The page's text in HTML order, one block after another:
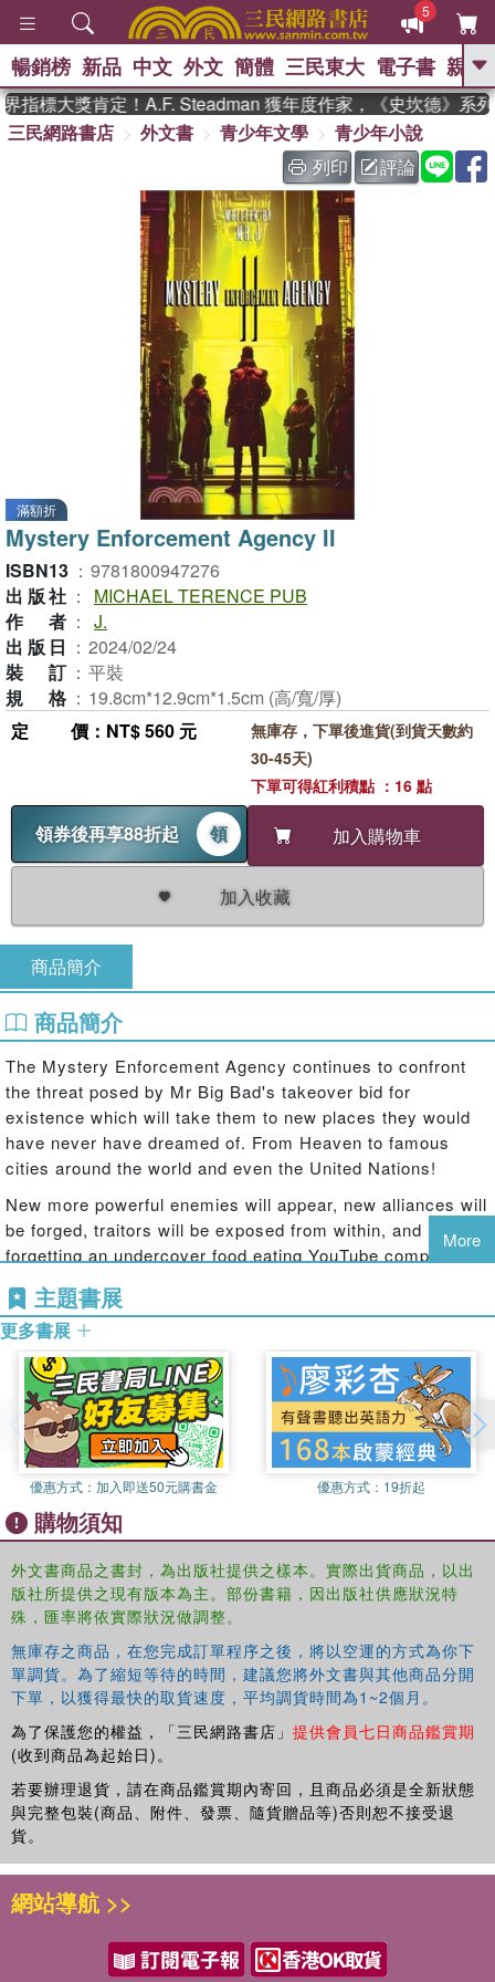
5
GO
熱搜： 東野圭吾 、 The Odyssey
、 如果歷史是一群喵 、 暑期
國際布克獎 臺灣漫遊錄 、 方
念華 、 台灣的李登輝時代
孩：黎曼猜想 、 偉大的迷走神經
暢銷榜 新品 中文 外文 簡體 三民東大 電子書 親子
標大獎肯定！A.F. Steadman 獲年度作家，《史坎德》系列
三民網路書店
外文書 青少年文學
青少年小說
列印
評論
滿額折
Mystery Enforcement Agency II
ISBN13 ： 9781800947276
出版社 ：
MICHAEL TERENCE PUB
作者 ： J.
出版日 ： 2024/02/24
裝訂 ： 平裝
規格 ： 19.8cm*12.9cm*1.5cm (高/寬/厚)
定價 ：NT$ 560 元
領券後再享88折起 領 加入購物車
加入收藏
無庫存，下單後進貨(到貨天數約
30-45天)
下單可得紅利積點 ：16 點
商品簡介
商品簡介
The Mystery Enforcement Agency continues to confront
the threat posed by Mr Big Bad's takeover bid for
existence which will take them to new places they would
have never have dreamed of. From Heaven to famous
cities around the world and even the United Nations!
New more powerful enemies will appear, new alliances will
be forged, traitors will be exposed from within, and not
forgetting an undercover food eating YouTube competitor
In a never ending cycle of mayhem, destruction, betrayal,
hidden secrets, personal conflicts and challenges of
loyalty, the Mystery Enforcement Agency is constantly
tested to their limits and beyond.
Is the ancient evil superpower Mr Big Bad slowly showing
signs of becoming victorious? Will the Mystery
Enforcement Agency submit to defeat, or will they lay the
smackdown on those who are against what they stand for?
The saga continues...
More
主題書展
更多書展
優惠方式： 加入即送50元購書金 優惠方式： 19折起
購物須知
外文書商品之書封，為出版社提供之樣本。實際出貨商品，以出
版社所提供之現有版本為主。部份書籍，因出版社供應狀況特
殊，匯率將依實際狀況做調整。
無庫存之商品，在您完成訂單程序之後，將以空運的方式為你下
單調貨。為了縮短等待的時間，建議您將外文書與其他商品分開
下單，以獲得最快的取貨速度，平均調貨時間為1~2個月。
為了保護您的權益，「三民網路書店」 提供會員七日商品鑑賞期
(收到商品為起始日)。
若要辦理退貨，請在商品鑑賞期內寄回，且商品必須是全新狀態
與完整包裝(商品、附件、發票、隨貨贈品等)否則恕不接受退
貨。
網站導航 >>